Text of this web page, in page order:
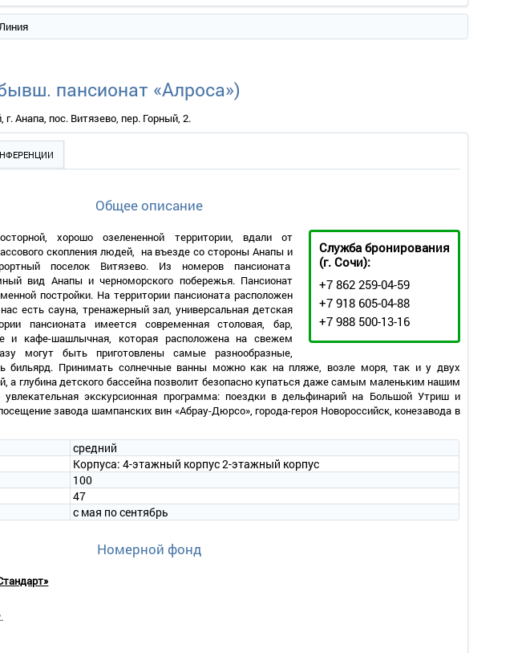
пансионат «Алроса»)
Анапа, пос. Витязево, пер. Горный, 2.
Общее описание
Служба бронирования
(г. Сочи):
+7 862 259-04-59
+7 918 605-04-88
+7 988 500-13-16
хорошо озелененной территории, вдали от
скопления людей, на въезде со стороны Анапы и
поселок Витязево. Из номеров пансионата
вид Анапы и черноморского побережья. Пансионат
постройки. На территории пансионата расположен
есть сауна, тренажерный зал, универсальная детская
пансионата имеется современная столовая, бар,
и кафе-шашлычная, которая расположена на свежем
могут быть приготовлены самые разнообразные,
бильярд. Принимать солнечные ванны можно как на пляже, возле моря, так и у двух
а глубина детского бассейна позволит безопасно купаться даже самым маленьким нашим
экскурсионная программа: поездки в дельфинарий на Большой Утриш и
завода шампанских вин «Абрау-Дюрсо», города-героя Новороссийск, конезавода в
средний
Корпуса: 4-этажный корпус 2-этажный корпус
100
47
с мая по сентябрь
Номерной фонд